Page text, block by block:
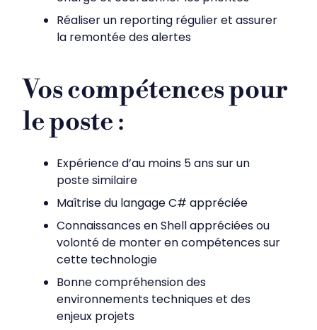
Réaliser un reporting régulier et assurer
la remontée des alertes
Vos compétences pour
le poste :
Expérience d’au moins 5 ans sur un
poste similaire
Maîtrise du langage C# appréciée
Connaissances en Shell appréciées ou
volonté de monter en compétences sur
cette technologie
Bonne compréhension des
environnements techniques et des
enjeux projets